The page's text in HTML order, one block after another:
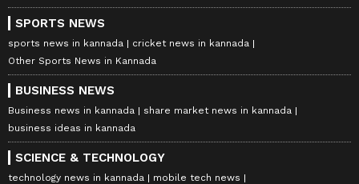
SPORTS NEWS
sports news in kannada
cricket news in kannada
Other Sports News in Kannada
BUSINESS NEWS
Business news in kannada
share market news in kannada
business ideas in kannada
SCIENCE & TECHNOLOGY
technology news in kannada
mobile tech news